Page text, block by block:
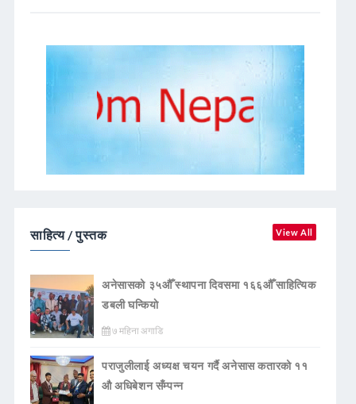
साहित्य / पुस्तक View All
अनेसासको ३५औँ स्थापना दिवसमा १६६औँ साहित्यिक
डबली घन्कियाे
७ महिना अगाडि
पराजुलीलाई अध्यक्ष चयन गर्दै अनेसास कतारको ११
औ अधिबेशन सँम्पन्न